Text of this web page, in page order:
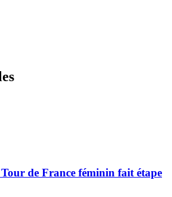
de France féminin fait étape